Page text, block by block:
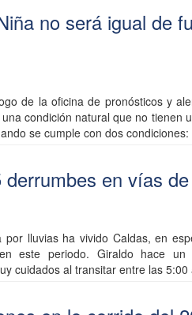
no será igual de
de la oficina de pronósticos y
condición natural que no tienen
se cumple con dos condiciones:
en vías
por lluvias ha vivido Caldas, en
este periodo. Giraldo hace
cuidados al transitar entre las 5:00